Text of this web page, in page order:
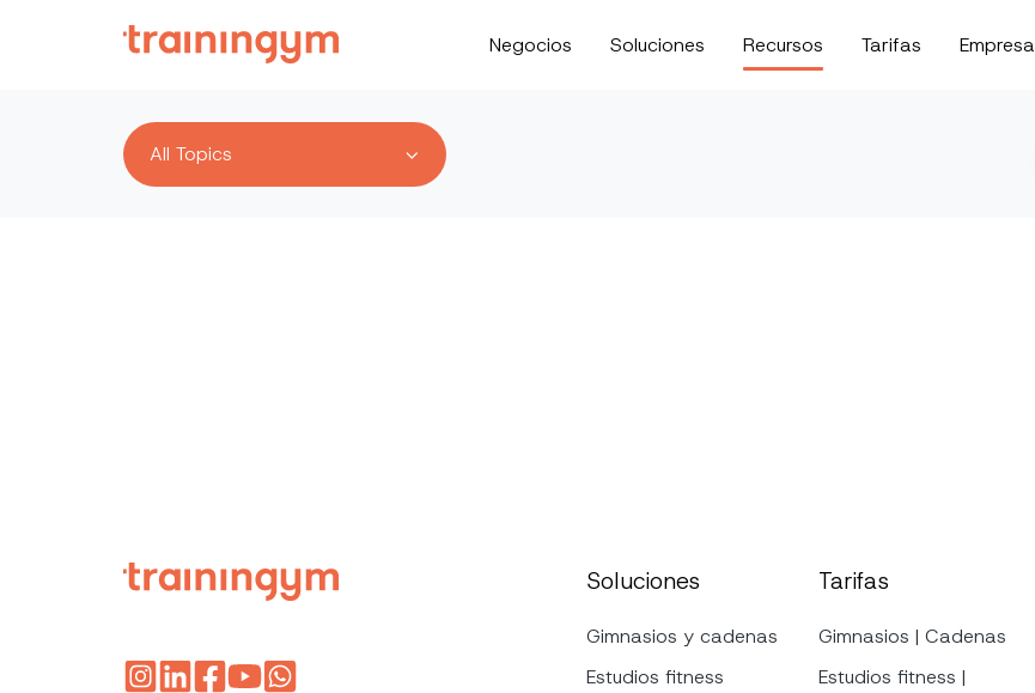
Negocios Soluciones Recursos Tarifas Empresa
All Topics
Soluciones
Gimnasios y cadenas
Estudios fitness
Tarifas
Gimnasios | Cadenas
Estudios fitness |